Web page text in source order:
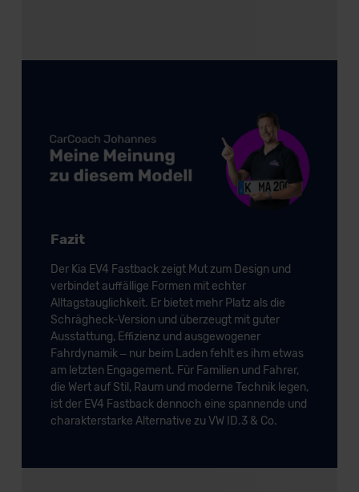
Fazit
Der Kia EV4 Fastback zeigt Mut zum Design und
verbindet auffällige Formen mit echter
Alltagstauglichkeit. Er bietet mehr Platz als die
Schrägheck-Version und überzeugt mit guter
Ausstattung, Effizienz und ausgewogener
Fahrdynamik – nur beim Laden fehlt es ihm etwas
am letzten Engagement. Für Familien und Fahrer,
die Wert auf Stil, Raum und moderne Technik legen,
ist der EV4 Fastback dennoch eine spannende und
charakterstarke Alternative zu VW ID.3 & Co.